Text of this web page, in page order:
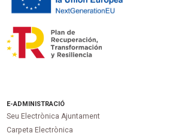
E-ADMINISTRACIÓ
Seu Electrònica Ajuntament
Carpeta Electrònica